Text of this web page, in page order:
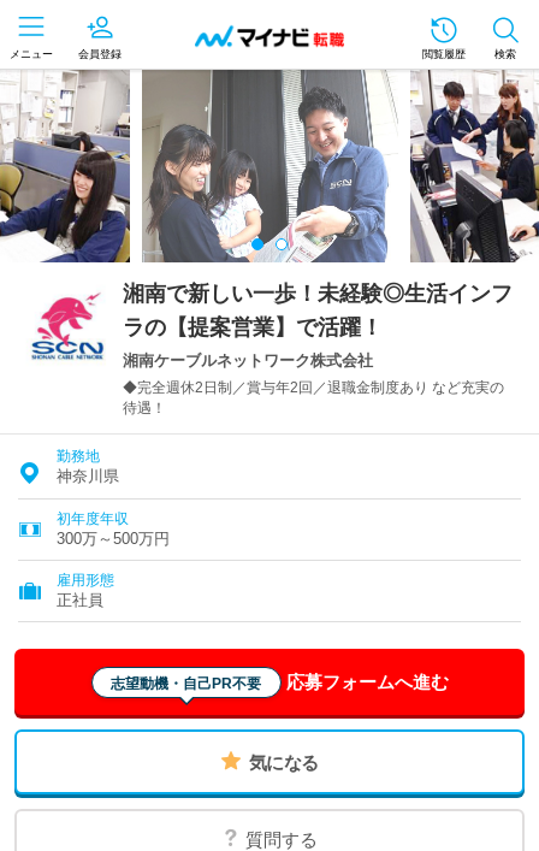
メニュー 会員登録 閲覧履歴 検索
湘南で新しい一歩！未経験◎生活インフ
ラの【提案営業】で活躍！
湘南ケーブルネットワーク株式会社
◆完全週休2日制／賞与年2回／退職金制度あり など充実の
待遇！
勤務地
神奈川県
初年度年収
300万～500万円
雇用形態
正社員
志望動機・自己PR不要 応募フォームへ進む
気になる
質問する